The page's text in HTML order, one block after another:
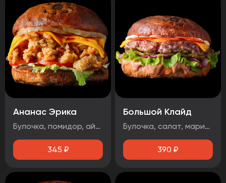
Ананас Эрика
Булочка, помидор, айсберг, ананас, сыр чеддер, фирменная курочка в панировке, майонез, терияки соус
345 ₽
Большой Клайд
Булочка, салат, маринованный огурец, маринованный лук, котлета говядина, чорризо, сыр чеддер, два фирменных соуса.
390 ₽